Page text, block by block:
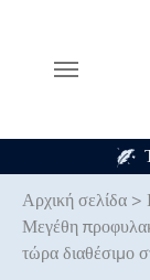
Αρχική σελίδα >
Μεγέθη
τώρα διαθέσιμο